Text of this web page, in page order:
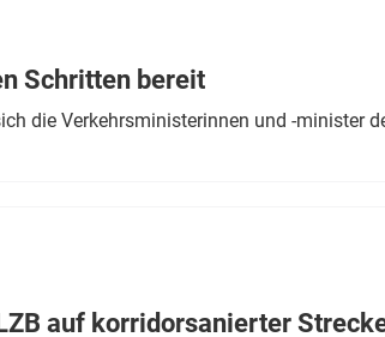
Schritten bereit
die Verkehrsministerinnen und -minister
auf korridorsanierter